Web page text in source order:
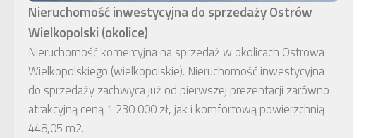
Nieruchomość inwestycyjna do sprzedaży Ostrów
Wielkopolski (okolice)
Nieruchomość komercyjna na sprzedaż w okolicach Ostrowa
Wielkopolskiego (wielkopolskie). Nieruchomość inwestycyjna
do sprzedaży zachwyca już od pierwszej prezentacji zarówno
atrakcyjną ceną 1 230 000 zł, jak i komfortową powierzchnią
448,05 m2.